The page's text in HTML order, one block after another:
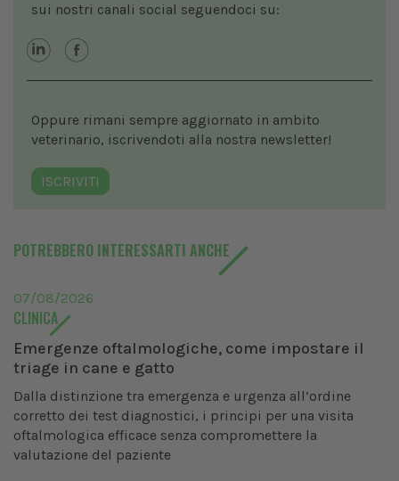
sui nostri canali social seguendoci su:
Oppure rimani sempre aggiornato in ambito
veterinario, iscrivendoti alla nostra newsletter!
ISCRIVITI
POTREBBERO INTERESSARTI ANCHE
07/08/2026
CLINICA
Emergenze oftalmologiche, come impostare il
triage in cane e gatto
Dalla distinzione tra emergenza e urgenza all’ordine
corretto dei test diagnostici, i principi per una visita
oftalmologica efficace senza compromettere la
valutazione del paziente